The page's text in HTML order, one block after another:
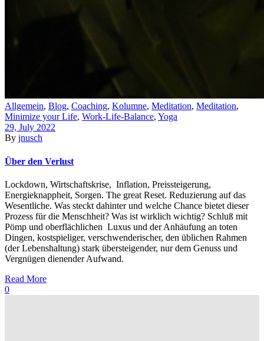
Allgemein, Blog, Coaching, Kolumne, Meditation, Meditation,
Minimize your Life, Work-Life-Balance, Yoga
29, July 2022
By jnusch
Über den Verlust
Lockdown, Wirtschaftskrise, Inflation, Preissteigerung,
Energieknappheit, Sorgen. The great Reset. Reduzierung auf das
Wesentliche. Was steckt dahinter und welche Chance bietet dieser
Prozess für die Menschheit? Was ist wirklich wichtig? Schluß mit
Pömp und oberflächlichen Luxus und der Anhäufung an toten
Dingen, kostspieliger, verschwenderischer, den üblichen Rahmen
(der Lebenshaltung) stark übersteigender, nur dem Genuss und
Vergnügen dienender Aufwand.
Read More
0